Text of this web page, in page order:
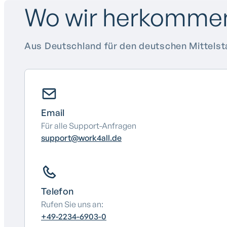
Wo wir
Aus Deutschland für den deutschen
Email
Für alle Support-Anfragen
support@work4all.de
Telefon
Rufen Sie uns an:
+49-2234-6903-0